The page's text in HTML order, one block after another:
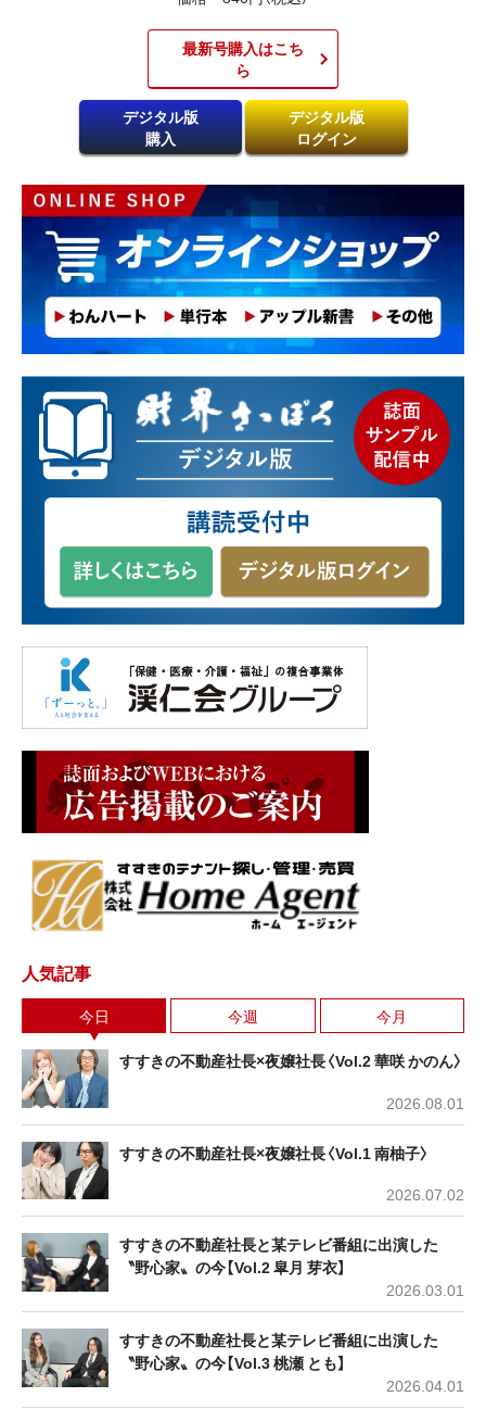
最新号購入はこち
ら​
デジタル版
購入
デジタル版
ログイン
人気記事
今日 今週 今月
すすきの不動産社長×夜嬢社長〈Vol.2 華咲 かのん〉
2026.08.01
すすきの不動産社長×夜嬢社長〈Vol.1 南柚子〉
2026.07.02
すすきの不動産社長と某テレビ番組に出演した
〝野心家〟の今【Vol.2 皐月 芽衣】
2026.03.01
すすきの不動産社長と某テレビ番組に出演した
〝野心家〟の今【Vol.3 桃瀬 とも】
2026.04.01